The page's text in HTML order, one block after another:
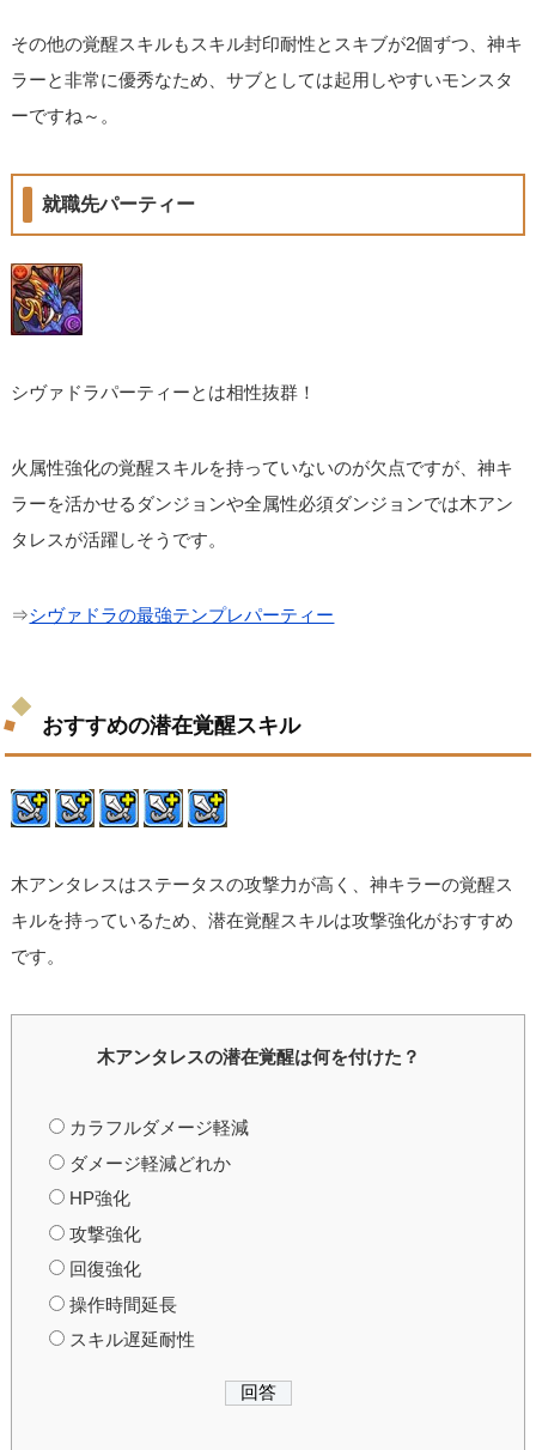
その他の覚醒スキルもスキル封印耐性とスキブが2個ずつ、神キ
ラーと非常に優秀なため、サブとしては起用しやすいモンスタ
ーですね～。
就職先パーティー
シヴァドラパーティーとは相性抜群！
火属性強化の覚醒スキルを持っていないのが欠点ですが、神キ
ラーを活かせるダンジョンや全属性必須ダンジョンでは木アン
タレスが活躍しそうです。
⇒シヴァドラの最強テンプレパーティー
おすすめの潜在覚醒スキル
木アンタレスはステータスの攻撃力が高く、神キラーの覚醒ス
キルを持っているため、潜在覚醒スキルは攻撃強化がおすすめ
です。
木アンタレスの潜在覚醒は何を付けた？
カラフルダメージ軽減
ダメージ軽減どれか
HP強化
攻撃強化
回復強化
操作時間延長
スキル遅延耐性